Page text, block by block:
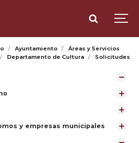
Ayuntamiento
Áreas y Servicios
Departamento de Cultura Solicitudes
y empresas municipales